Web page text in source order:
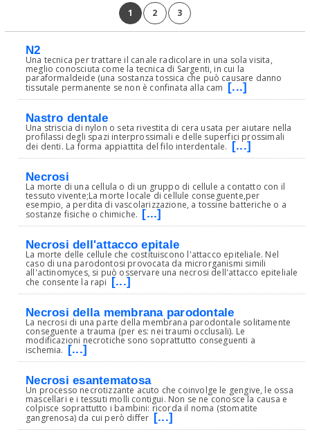
1 2 3
N2
Una tecnica per trattare il canale radicolare in una sola visita,
meglio conosciuta come la tecnica di Sargenti, in cui la
paraformaldeide (una sostanza tossica che può causare danno
tissutale permanente se non è confinata alla cam [...]
Nastro dentale
Una striscia di nylon o seta rivestita di cera usata per aiutare nella
profilassi degli spazi interprossimali e delle superfici prossimali
dei denti. La forma appiattita del filo interdentale. [...]
Necrosi
La morte di una cellula o di un gruppo di cellule a contatto con il
tessuto vivente;La morte locale di cellule conseguente,per
esempio, a perdita di vascolarizzazione, a tossine batteriche o a
sostanze fisiche o chimiche. [...]
Necrosi dell'attacco epitale
La morte delle cellule che costituiscono l'attacco epiteliale. Nel
caso di una parodontosi provocata da microrganismi simili
all'actinomyces, si può osservare una necrosi dell'attacco epiteliale
che consente la rapi [...]
Necrosi della membrana parodontale
La necrosi di una parte della membrana parodontale solitamente
conseguente a trauma (per es: nei traumi occlusali). Le
modificazioni necrotiche sono soprattutto conseguenti a
ischemia. [...]
Necrosi esantematosa
Un processo necrotizzante acuto che coinvolge le gengive, le ossa
mascellari e i tessuti molli contigui. Non se ne conosce la causa e
colpisce soprattutto i bambini: ricorda il noma (stomatite
gangrenosa) da cui però differ [...]